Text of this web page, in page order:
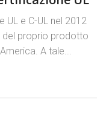
e C-UL nel 2012
del proprio prodotto
A tale...